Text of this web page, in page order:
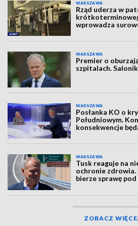
WARSZAWA
Rząd uderza w
wprowadza
WARSZAWA
Premier o
szpitalach.
WARSZAWA
Posłanka KO o
Południowym.
konsekwencje
WARSZAWA
Tusk reaguje na
ochronie
bierze sprawę pod
ZOBACZ